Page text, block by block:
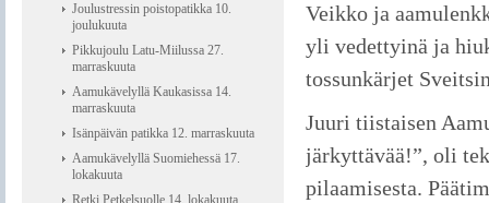
Veikko ja
yli vedettyinä ja
tossunkärjet
Juuri tiistaisen
järkyttävää!”, oli
pilaamisesta.
Joulustressin poistopatikka 10.
joulukuuta
Pikkujoulu Latu-Miilussa 27.
marraskuuta
Aamukävelyllä Kaukasissa 14.
marraskuuta
Isänpäivän patikka 12. marraskuuta
Aamukävelyllä Suomiehessä 17.
lokakuuta
Retki Petkelsuolle 14. lokakuuta